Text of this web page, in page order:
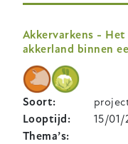
Akkervarkens -
akkerland binnen
Soort
Looptijd
15/01/
Thema’s